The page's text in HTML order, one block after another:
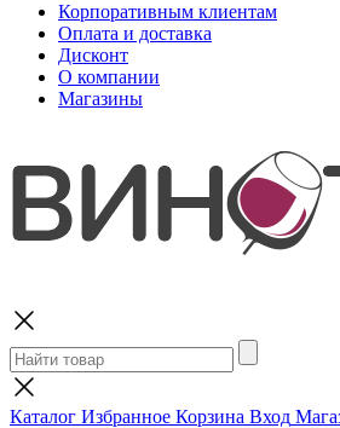
Корпоративным клиентам
Оплата и доставка
Дисконт
О компании
Магазины
Каталог Избранное Корзина Вход